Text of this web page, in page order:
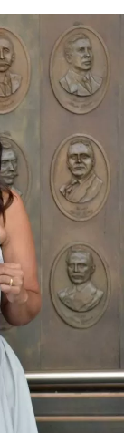
Segura centró
a
que la
comunitaria
en la
etapa
por una
a Quintana
de
El relevo
legales
la